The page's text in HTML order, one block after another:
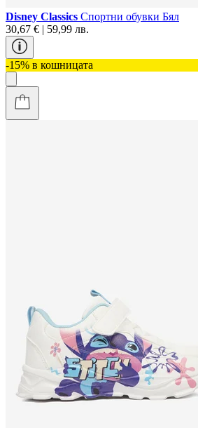
Disney Classics Спортни обувки Бял
30,67 € | 59,99 лв.
-15% в кошницата